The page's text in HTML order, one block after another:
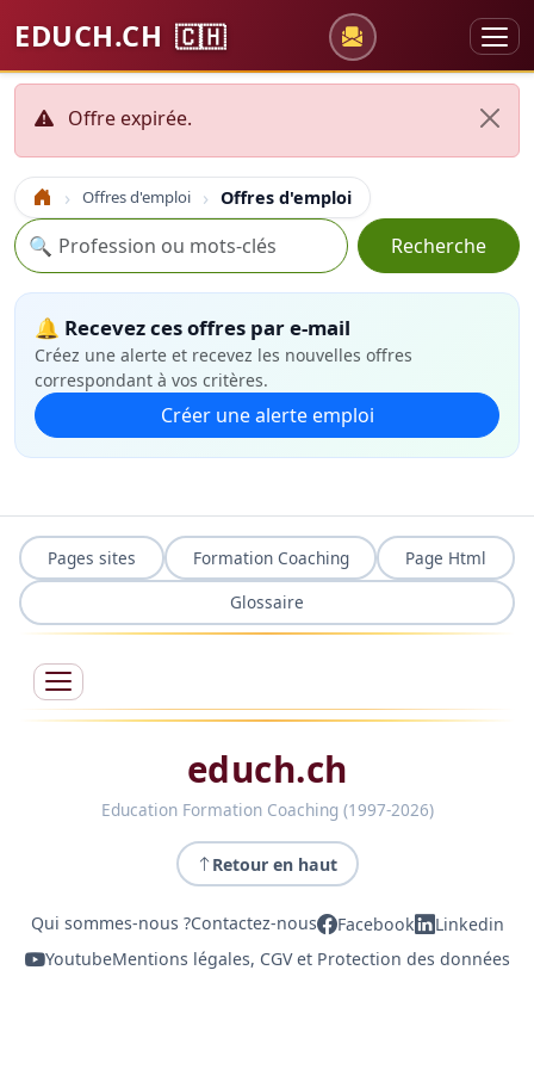
EDUCH.CH 🇨🇭
Offre expirée.
Accueil Offres d'emploi Offres d'emploi
Recherche
🔍 Recherche
🔔 Recevez ces offres par e-mail
Créez une alerte et recevez les nouvelles offres
correspondant à vos critères.
Créer une alerte emploi
Pages sites Formation Coaching
Page Html
Glossaire
educh.ch
Education Formation Coaching (1997-2026)
Retour en haut
Qui sommes-nous ?Contactez-nous Facebook
Linkedin
YoutubeMentions légales, CGV et Protection des données